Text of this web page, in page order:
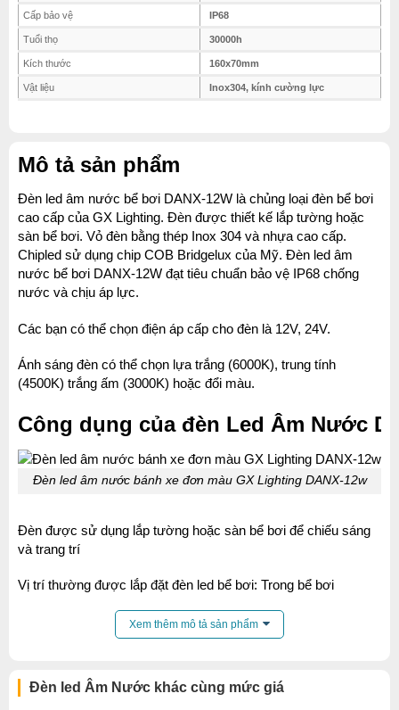
Cấp bảo vệ IP68
Tuổi thọ 30000h
Kích thước 160x70mm
Vật liệu Inox304, kính cường lực
Mô tả sản phẩm
Đèn led âm nước bể bơi DANX-12W là chủng loại đèn bể bơi
cao cấp của GX Lighting. Đèn được thiết kế lắp tường hoặc
sàn bể bơi. Vỏ đèn bằng thép Inox 304 và nhựa cao cấp.
Chipled sử dụng chip COB Bridgelux của Mỹ. Đèn led âm
nước bể bơi DANX-12W đạt tiêu chuẩn bảo vệ IP68 chống
nước và chịu áp lực.
Các bạn có thể chọn điện áp cấp cho đèn là 12V, 24V.
Ánh sáng đèn có thể chọn lựa trắng (6000K), trung tính
(4500K) trắng ấm (3000K) hoặc đổi màu.
Công dụng của đèn Led Âm Nước
Đèn led âm nước bánh xe đơn màu GX Lighting DANX-12w
Đèn được sử dụng lắp tường hoặc sàn bể bơi để chiếu sáng
và trang trí
Vị trí thường được lắp đặt đèn led bể bơi: Trong bể bơi
Các công trình hay sử dụng đèn led rọi tường: Khách sạn,
Resort, nhà biệt thự có bể bơi.
Xem thêm mô tả sản phẩm
Đèn led Âm Nước khác cùng mức giá